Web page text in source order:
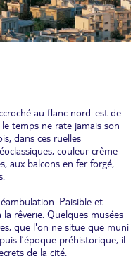
au flanc nord-est de
temps ne rate jamais son
dans ces ruelles
couleur crème
aux balcons en fer forgé,
Paisible et
rêverie. Quelques musées
que l'on ne situe que muni
l’époque préhistorique, il
de la cité.